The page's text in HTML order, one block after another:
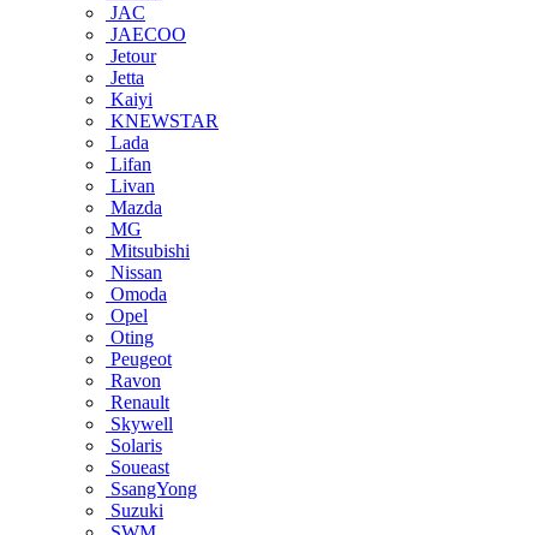
JAC
JAECOO
Jetour
Jetta
Kaiyi
KNEWSTAR
Lada
Lifan
Livan
Mazda
MG
Mitsubishi
Nissan
Omoda
Opel
Oting
Peugeot
Ravon
Renault
Skywell
Solaris
Soueast
SsangYong
Suzuki